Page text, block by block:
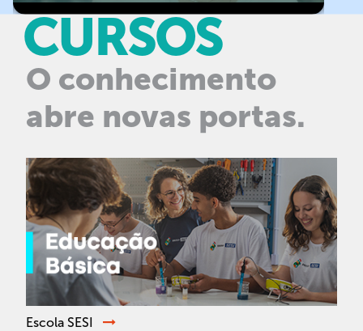
CURSOS
O conhecimento
abre novas portas.
Escola SESI